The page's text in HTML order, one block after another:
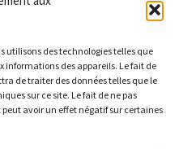
utilisons des technologies telles que
informations des appareils. Le fait de
de traiter des données telles que le
sur ce site. Le fait de ne pas
avoir un effet négatif sur certaines
d'information
marques présentées.